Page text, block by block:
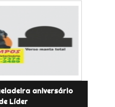
aniversário
Líder